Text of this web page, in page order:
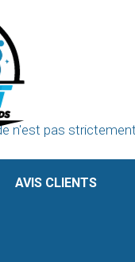
n'est pas
AVIS CLIENTS